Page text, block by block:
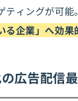
ィングが可能。
る企業」へ効果
広告配信